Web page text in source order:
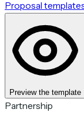
Proposal
Preview the template
Partnership